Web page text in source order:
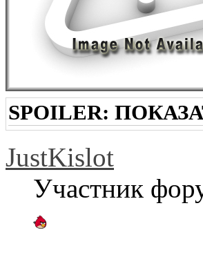
SPOILER:
JustKislot
Участник